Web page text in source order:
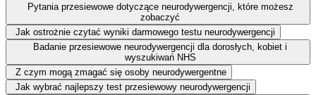
Pytania przesiewowe dotyczące neurodywergencji, które możesz
zobaczyć
Jak ostrożnie czytać wyniki darmowego testu neurodywergencji
Badanie przesiewowe neurodywergencji dla dorosłych, kobiet i
wyszukiwań NHS
Z czym mogą zmagać się osoby neurodywergentne
Jak wybrać najlepszy test przesiewowy neurodywergencji